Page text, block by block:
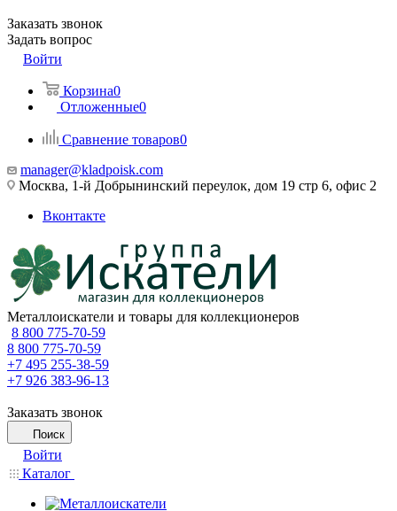
Заказать звонок
Задать вопрос
Войти
Корзина0
Отложенные0
Сравнение товаров0
manager@kladpoisk.com
Москва, 1-й Добрынинский переулок, дом 19 стр 6, офис 2
Вконтакте
Металлоискатели и товары для коллекционеров
8 800 775-70-59
8 800 775-70-59
+7 495 255-38-59
+7 926 383-96-13
Заказать звонок
Поиск
Войти
Каталог